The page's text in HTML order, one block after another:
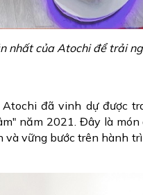
nhất của Atochi để trải
đã vinh dự được
năm 2021. Đây là
vững bước trên hành